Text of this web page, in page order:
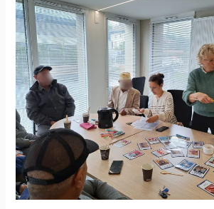
collectives
en
Haute-
Savoie